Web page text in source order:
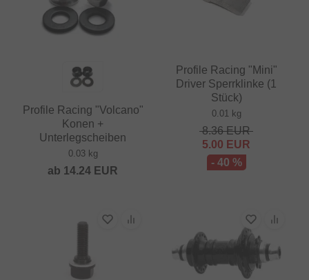
Profile Racing "Volcano"
Konen +
Unterlegscheiben
0.03 kg
ab 14.24 EUR
Profile Racing "Mini"
Driver Sperrklinke (1
Stück)
0.01 kg
8.36EUR
5.00 EUR
- 40 %